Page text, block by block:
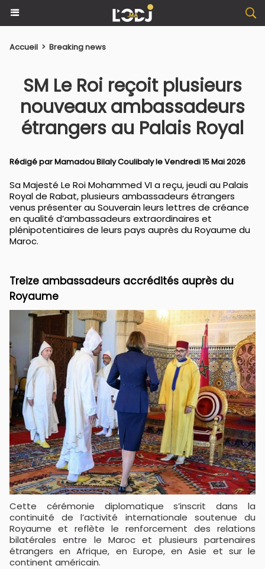
Accueil > Breaking news
SM Le Roi reçoit plusieurs
nouveaux ambassadeurs
étrangers au Palais Royal
Rédigé parMamadou Bilaly Coulibalyle Vendredi 15 Mai 2026
Sa Majesté Le Roi Mohammed VI a reçu, jeudi au Palais
Royal de Rabat, plusieurs ambassadeurs étrangers
venus présenter au Souverain leurs lettres de créance
en qualité d’ambassadeurs extraordinaires et
plénipotentiaires de leurs pays auprès du Royaume du
Maroc.
Treize ambassadeurs accrédités auprès du
Royaume
Cette cérémonie diplomatique s’inscrit dans la
continuité de l’activité internationale soutenue du
Royaume et reflète le renforcement des relations
bilatérales entre le Maroc et plusieurs partenaires
étrangers en Afrique, en Europe, en Asie et sur le
continent américain.